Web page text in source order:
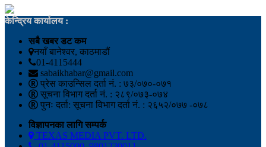
केन्द्रिय कार्यालय :
सबै खबर डट कम
नयाँ बानेश्वर, काठमाडौं
01-4115444
sabaikhabar@gmail.com
प्रेस काउन्सिल दर्ता नं. : ७३/०७०-०७१
सूचना विभाग दर्ता नं. : २८९/०७३-०७४
पुनः दर्ता: सूचना विभाग दर्ता नं. : २६५२/०७७ -०७८
विज्ञापनका लागि सम्पर्क
TEXAS MEDIA PVT. LTD.